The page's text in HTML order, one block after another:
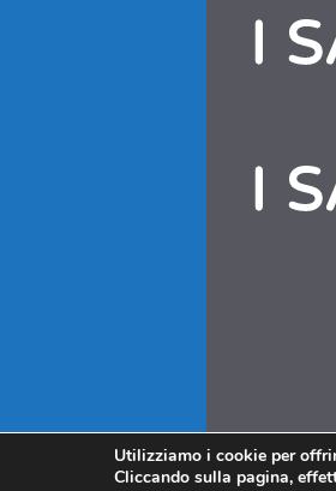
Utilizziamo i cookie per
Cliccando sulla pagina,